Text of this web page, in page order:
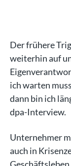
Der frühere
weiterhin auf
ich warten
dann bin ich
dpa-Interview.
Unternehmer
auch in
Geschäftsleben